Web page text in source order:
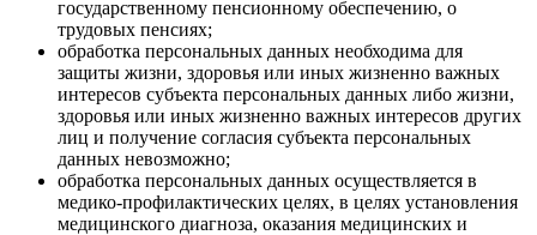
государственному пенсионному обеспечению, о
трудовых пенсиях;
обработка персональных данных необходима для
защиты жизни, здоровья или иных жизненно важных
интересов субъекта персональных данных либо жизни,
здоровья или иных жизненно важных интересов других
лиц и получение согласия субъекта персональных
данных невозможно;
обработка персональных данных осуществляется в
медико-профилактических целях, в целях установления
медицинского диагноза, оказания медицинских и